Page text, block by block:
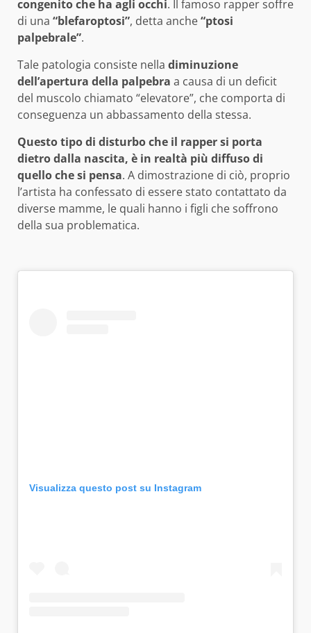
congenito che ha agli occhi. Il famoso rapper soffre
di una “blefaroptosi”, detta anche“ptosi
palpebrale”.
Tale patologia consiste nella diminuzione
dell’apertura della palpebra a causa di un deficit
del muscolo chiamato “elevatore”, che comporta di
conseguenza un abbassamento della stessa.
Questo tipo di disturbo che il rapper si porta
dietro dalla nascita, è in realtà più diffuso di
quello che si pensa. A dimostrazione di ciò, proprio
l’artista ha confessato di essere stato contattato da
diverse mamme, le quali hanno i figli che soffrono
della sua problematica.
Visualizza questo post su Instagram